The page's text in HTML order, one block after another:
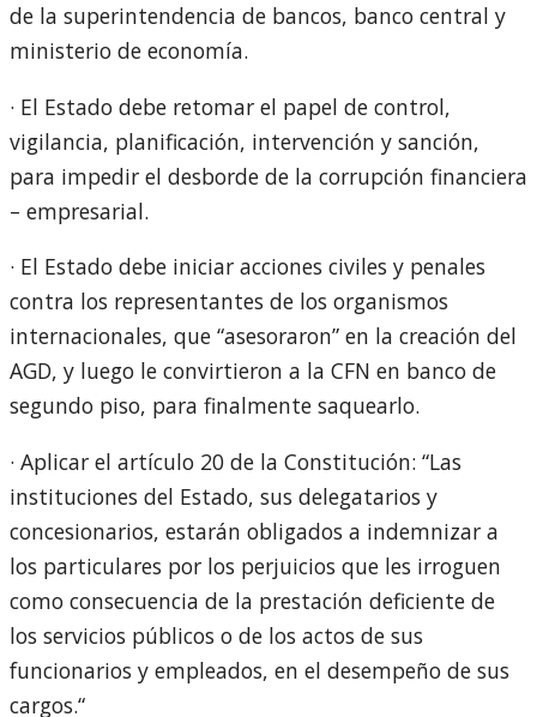
de la superintendencia de bancos, banco central y
ministerio de economía.
· El Estado debe retomar el papel de control,
vigilancia, planificación, intervención y sanción,
para impedir el desborde de la corrupción financiera
– empresarial.
· El Estado debe iniciar acciones civiles y penales
contra los representantes de los organismos
internacionales, que “asesoraron” en la creación del
AGD, y luego le convirtieron a la CFN en banco de
segundo piso, para finalmente saquearlo.
· Aplicar el artículo 20 de la Constitución: “Las
instituciones del Estado, sus delegatarios y
concesionarios, estarán obligados a indemnizar a
los particulares por los perjuicios que les irroguen
como consecuencia de la prestación deficiente de
los servicios públicos o de los actos de sus
funcionarios y empleados, en el desempeño de sus
cargos.“